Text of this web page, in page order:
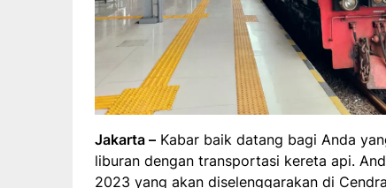
Jakarta – Kabar baik datang bagi Anda
liburan dengan transportasi kereta api.
2023 yang akan diselenggarakan di